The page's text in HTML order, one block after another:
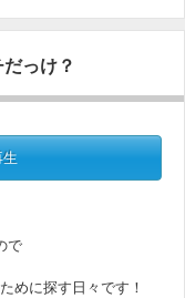
っけ？
で
めに探す日々です！